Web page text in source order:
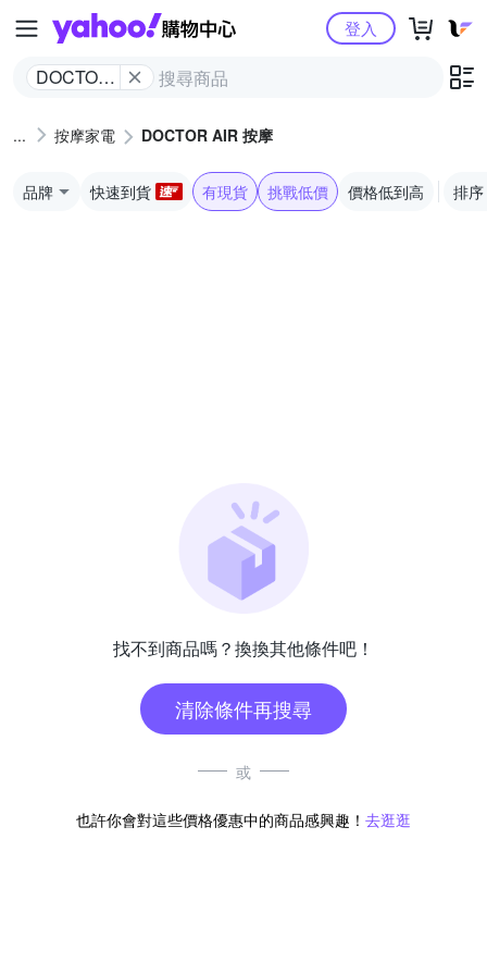
Yahoo購物中心
DOCTOR
登入
按摩家電 DOCTOR AIR 按摩
品牌 快速到貨 有現貨 挑戰低價 價格低到高 排序
找不到商品嗎？換換其他條件吧！
清除條件再搜尋
或
也許你會對這些價格優惠中的商品感興趣！ 去逛逛